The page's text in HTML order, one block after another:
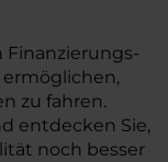
Finanzierungs-
zu fahren.
entdecken Sie,
noch besser